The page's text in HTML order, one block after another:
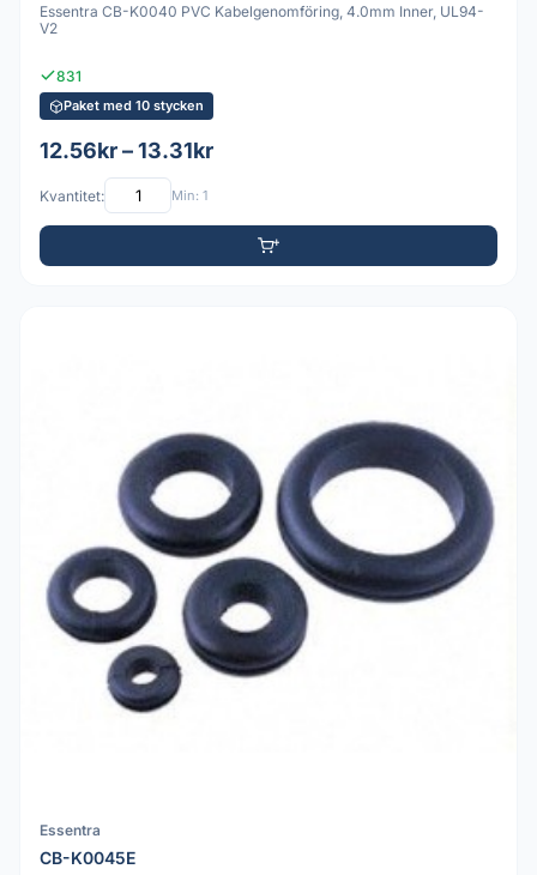
Essentra CB-K0040 PVC Kabelgenomföring, 4.0mm Inner, UL94-
V2
831
Paket med 10 stycken
12.56kr – 13.31kr
Kvantitet: Min: 1
Essentra
CB-K0045E